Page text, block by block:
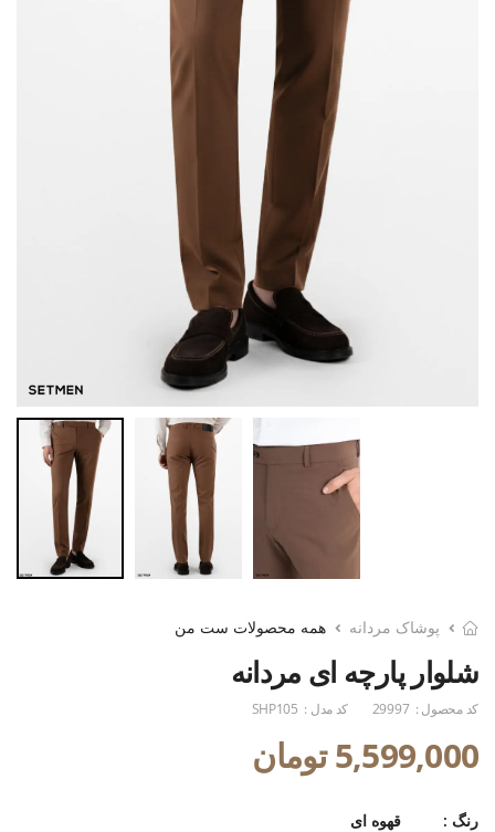
پوشاک مردانه همه محصولات ست من
شلوار پارچه ای مردانه
کد محصول : 29997 کد مدل : SHP105
5,599,000 تومان
رنگ : قهوه ای